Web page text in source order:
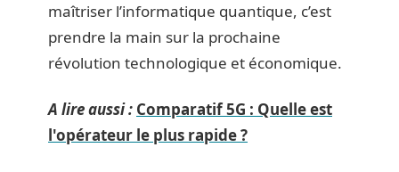
maîtriser l’informatique quantique, c’est
prendre la main sur la prochaine
révolution technologique et économique.
A lire aussi : Comparatif 5G : Quelle est
l'opérateur le plus rapide ?